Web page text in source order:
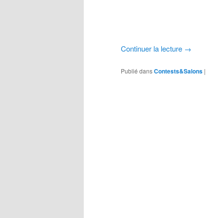
Continuer la lecture →
Publié dansContests&Salons |